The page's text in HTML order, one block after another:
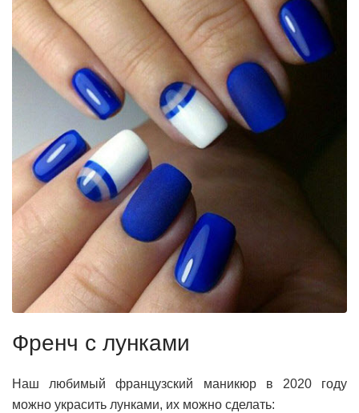
Френч с лунками
Наш любимый французский маникюр в 2020 году
можно украсить лунками, их можно сделать: